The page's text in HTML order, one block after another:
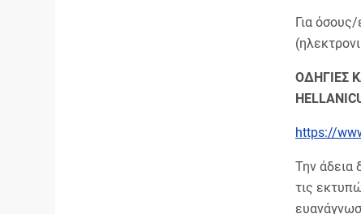
Για
ΟΔΗΓΙΕΣ
https://
Την άδεια
τις